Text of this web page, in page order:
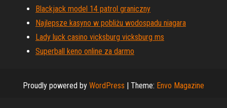
Blackjack model 14 patrol graniczny
Najlepsze kasyno w pobliżu wodospadu niagara
Lady luck casino vicksburg vicksburg ms
Superball keno online za darmo
Proudly powered by WordPress | Theme: Envo Magazine